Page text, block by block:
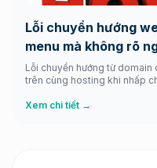
Lỗi chuyển hướng
menu mà không rõ
Lỗi chuyển hướng từ
trên cùng hosting khi nhấp
tương tự và chi sẻ lại với các
Xem chi tiết →